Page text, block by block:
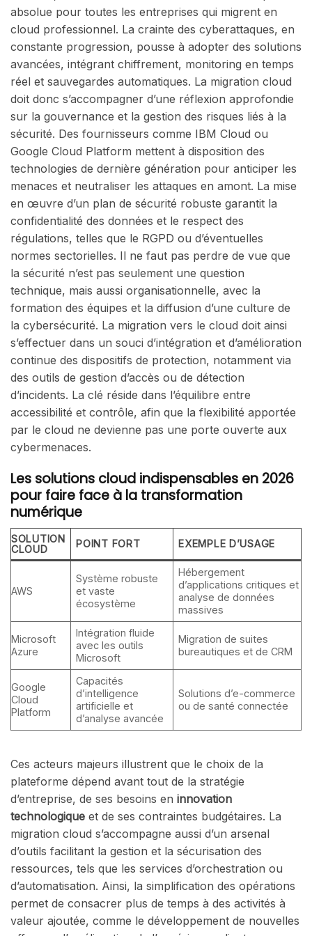
absolue pour toutes les entreprises qui migrent en
cloud professionnel. La crainte des cyberattaques, en
constante progression, pousse à adopter des solutions
avancées, intégrant chiffrement, monitoring en temps
réel et sauvegardes automatiques. La migration cloud
doit donc s’accompagner d’une réflexion approfondie
sur la gouvernance et la gestion des risques liés à la
sécurité. Des fournisseurs comme IBM Cloud ou
Google Cloud Platform mettent à disposition des
technologies de dernière génération pour anticiper les
menaces et neutraliser les attaques en amont. La mise
en œuvre d’un plan de sécurité robuste garantit la
confidentialité des données et le respect des
régulations, telles que le RGPD ou d’éventuelles
normes sectorielles. Il ne faut pas perdre de vue que
la sécurité n’est pas seulement une question
technique, mais aussi organisationnelle, avec la
formation des équipes et la diffusion d’une culture de
la cybersécurité. La migration vers le cloud doit ainsi
s’effectuer dans un souci d’intégration et d’amélioration
continue des dispositifs de protection, notamment via
des outils de gestion d’accès ou de détection
d’incidents. La clé réside dans l’équilibre entre
accessibilité et contrôle, afin que la flexibilité apportée
par le cloud ne devienne pas une porte ouverte aux
cybermenaces.
Les solutions cloud indispensables en 2026
pour faire face à la transformation
numérique
SOLUTION
CLOUD
POINT FORT EXEMPLE D’USAGE
AWS
Système robuste
et vaste
écosystème
Hébergement
d’applications critiques et
analyse de données
massives
Microsoft
Azure
Intégration fluide
avec les outils
Microsoft
Migration de suites
bureautiques et de CRM
Google
Cloud
Platform
Capacités
d’intelligence
artificielle et
d’analyse avancée
Solutions d’e-commerce
ou de santé connectée
Ces acteurs majeurs illustrent que le choix de la
plateforme dépend avant tout de la stratégie
d’entreprise, de ses besoins en innovation
technologique et de ses contraintes budgétaires. La
migration cloud s’accompagne aussi d’un arsenal
d’outils facilitant la gestion et la sécurisation des
ressources, tels que les services d’orchestration ou
d’automatisation. Ainsi, la simplification des opérations
permet de consacrer plus de temps à des activités à
valeur ajoutée, comme le développement de nouvelles